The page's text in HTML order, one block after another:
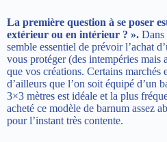
La première question à se poser
extérieur ou en intérieur ? ». Dans
semble essentiel de prévoir l’achat
vous protéger (des intempéries mais
que vos créations. Certains marchés
d’ailleurs que l’on soit équipé d’un
3×3 mètres est idéale et la plus
acheté ce modèle de barnum assez
pour l’instant très contente.